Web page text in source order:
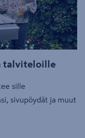
talviteloille
sille
sivupöydät ja muut